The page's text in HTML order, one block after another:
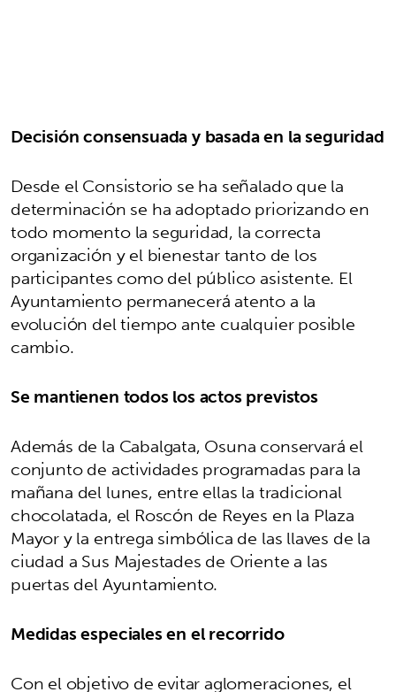
Decisión consensuada y basada en la seguridad
Desde el Consistorio se ha señalado que la
determinación se ha adoptado priorizando en
todo momento la seguridad, la correcta
organización y el bienestar tanto de los
participantes como del público asistente. El
Ayuntamiento permanecerá atento a la
evolución del tiempo ante cualquier posible
cambio.
Se mantienen todos los actos previstos
Además de la Cabalgata, Osuna conservará el
conjunto de actividades programadas para la
mañana del lunes, entre ellas la tradicional
chocolatada, el Roscón de Reyes en la Plaza
Mayor y la entrega simbólica de las llaves de la
ciudad a Sus Majestades de Oriente a las
puertas del Ayuntamiento.
Medidas especiales en el recorrido
Con el objetivo de evitar aglomeraciones, el